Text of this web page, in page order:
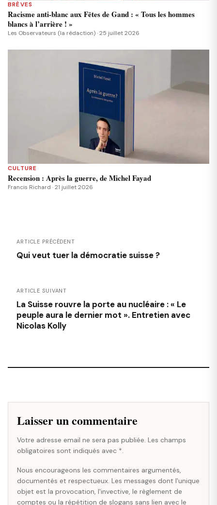
BRÈVES
Racisme anti-blanc aux Fêtes de Gand : « Tous les hommes
blancs à l’arrière ! »
Les Observateurs (la rédaction) · 25 juillet 2026
CULTURE
Recension : Après la guerre, de Michel Fayad
Francis Richard · 21 juillet 2026
ARTICLE PRÉCÉDENT
Qui veut tuer la démocratie suisse ?
ARTICLE SUIVANT
La Suisse rouvre la porte au nucléaire : « Le
peuple aura le dernier mot ». Entretien avec
Nicolas Kolly
Laisser un commentaire
Votre adresse email ne sera pas publiée. Les champs
obligatoires sont indiqués avec *.
Nous encourageons les commentaires argumentés,
documentés et respectueux. Les messages dont l'unique
objet est la provocation, l'invective, le règlement de
comptes ou la répétition de slogans sans lien avec le